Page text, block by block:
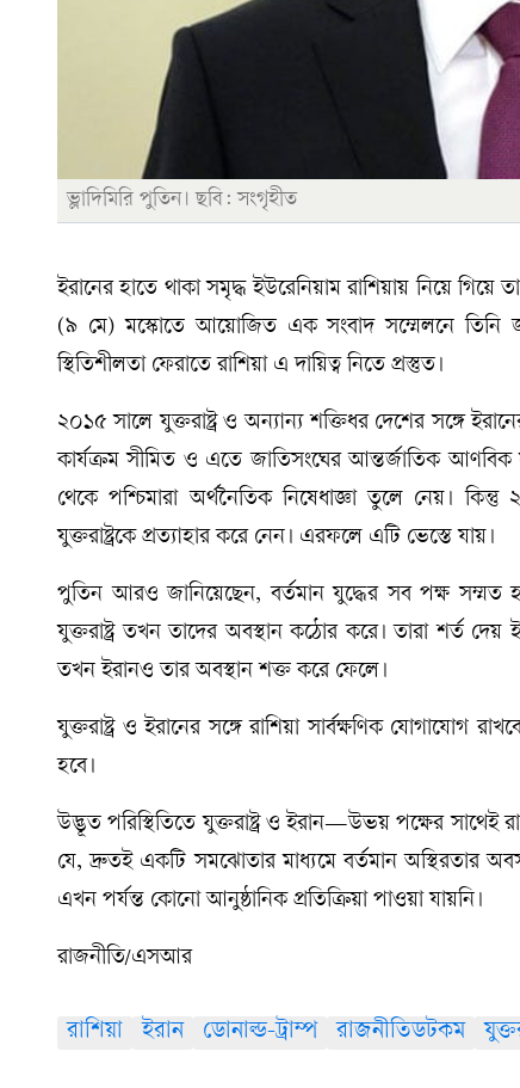
ভ্লাদিমিরি পুতিন। ছবি: সংগৃহীত
ইরানের হাতে থাকা সমৃদ্ধ ইউরেনিয়াম রাশিয়ায় নিয়ে গিয়ে
(৯ মে) মস্কোতে আয়োজিত এক সংবাদ সম্মেলনে তিনি
স্থিতিশীলতা ফেরাতে রাশিয়া এ দায়িত্ব নিতে প্রস্তুত।
২০১৫ সালে যুক্তরাষ্ট্র ও অন্যান্য শক্তিধর দেশের সঙ্গে
কার্যক্রম সীমিত ও এতে জাতিসংঘের আন্তর্জাতিক
থেকে পশ্চিমারা অর্থনৈতিক নিষেধাজ্ঞা তুলে নেয়। কিন্তু
যুক্তরাষ্ট্রকে প্রত্যাহার করে নেন। এরফলে এটি ভেস্তে যায়।
পুতিন আরও জানিয়েছেন, বর্তমান যুদ্ধের সব পক্ষ সম্মত
যুক্তরাষ্ট্র তখন তাদের অবস্থান কঠোর করে। তারা শর্ত দেয়
তখন ইরানও তার অবস্থান শক্ত করে ফেলে।
যুক্তরাষ্ট্র ও ইরানের সঙ্গে রাশিয়া সার্বক্ষণিক
হবে।
উদ্ভূত পরিস্থিতিতে যুক্তরাষ্ট্র ও ইরান—উভয় পক্ষের সাথেই
যে, দ্রুতই একটি সমঝোতার মাধ্যমে বর্তমান অস্থিরতার
এখন পর্যন্ত কোনো আনুষ্ঠানিক প্রতিক্রিয়া পাওয়া যায়নি।
রাজনীতি/এসআর
রাশিয়া ইরান ডোনাল্ড-ট্রাম্প রাজনীতিডটকম